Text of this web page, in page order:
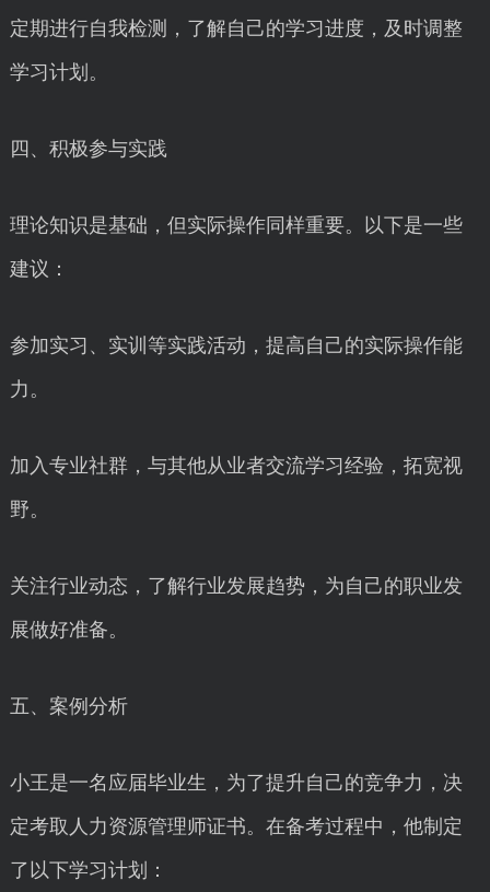
定期进行自我检测，了解自己的学习进度，及时调整
学习计划。
四、积极参与实践
理论知识是基础，但实际操作同样重要。以下是一些
建议：
参加实习、实训等实践活动，提高自己的实际操作能
力。
加入专业社群，与其他从业者交流学习经验，拓宽视
野。
关注行业动态，了解行业发展趋势，为自己的职业发
展做好准备。
五、案例分析
小王是一名应届毕业生，为了提升自己的竞争力，决
定考取人力资源管理师证书。在备考过程中，他制定
了以下学习计划：